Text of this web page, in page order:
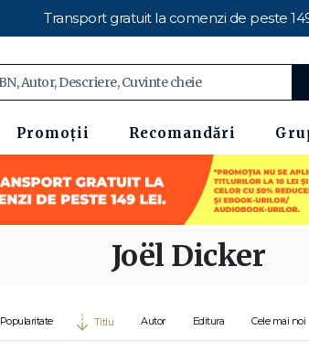
Transport gratuit la comenzi de peste
Promoții Recomandări
Joël Dicker
Popularitate Titlu Autor Editura Cele mai noi